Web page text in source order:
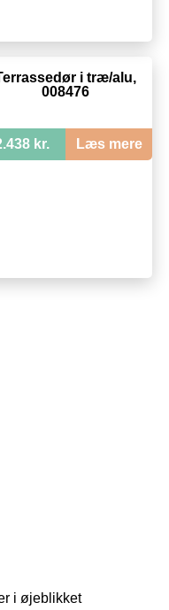
i træ/alu,
008476
kr. Læs mere
i øjeblikket